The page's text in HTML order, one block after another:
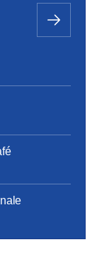
de
de la
2018,